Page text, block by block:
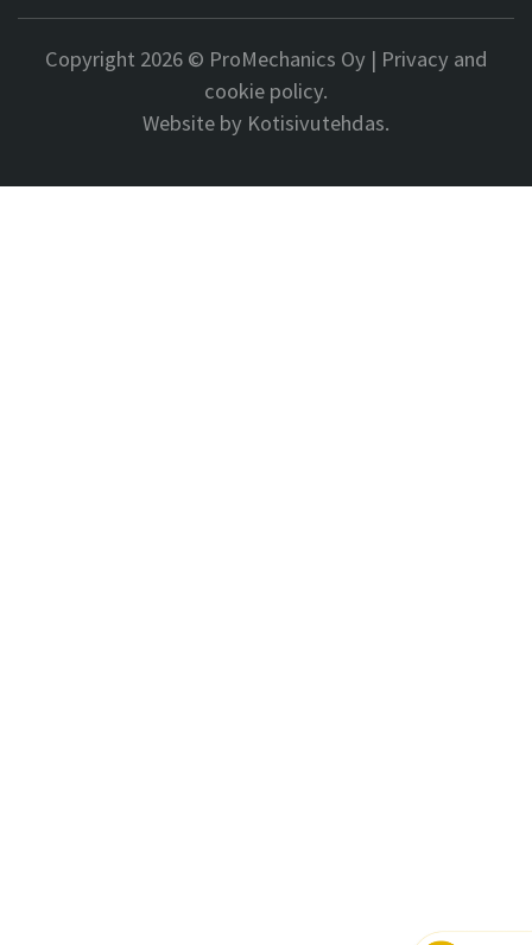
Copyright 2026 © ProMechanics Oy | Privacy and
cookie policy.
Website by Kotisivutehdas.